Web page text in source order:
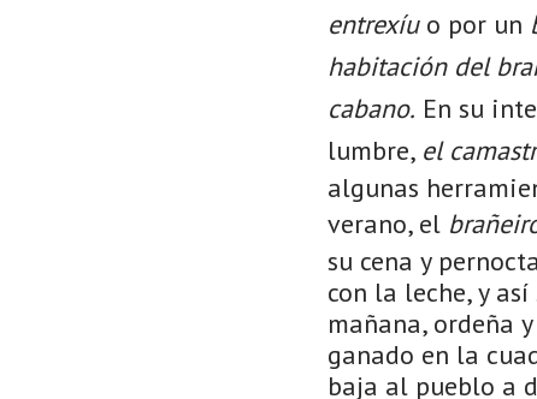
entrexíuo por un
habitación del
cabano. En su
lumbre, el
algunas
verano, el
su cena y
con la leche, y
mañana, ordeña
ganado en la
baja al pueblo a